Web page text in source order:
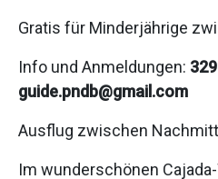
Gratis für Minderjährige
Info und Anmeldungen:
guide.pndb@gmail.com
Ausflug zwischen
Im wunderschönen